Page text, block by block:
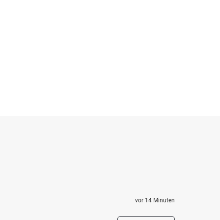
vor 14 Minuten